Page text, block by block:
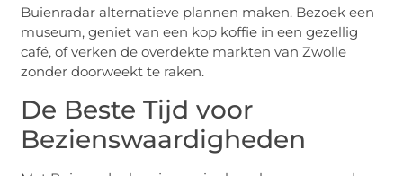
Buienradar alternatieve plannen maken. Bezoek een
museum, geniet van een kop koffie in een gezellig
café, of verken de overdekte markten van Zwolle
zonder doorweekt te raken.
De Beste Tijd voor
Bezienswaardigheden